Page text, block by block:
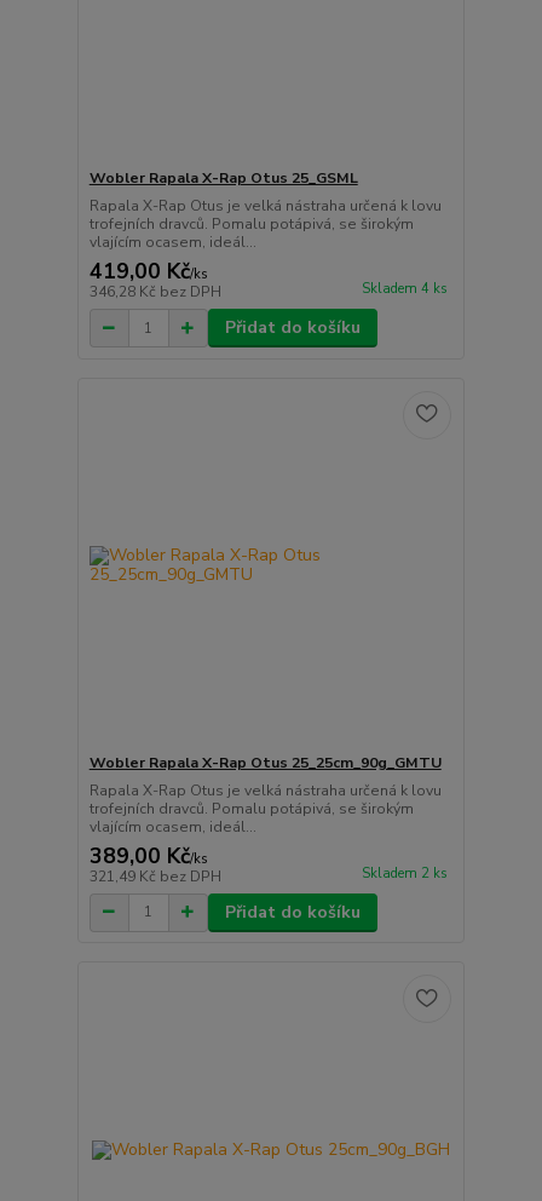
Wobler Rapala X-Rap Otus 25_GSML
Rapala X-Rap Otus je velká nástraha určená k lovu
trofejních dravců. Pomalu potápivá, se širokým
vlajícím ocasem, ideál...
419,00 Kč/ks
346,28 Kč bez DPH Skladem 4 ks
Přidat do košíku
Wobler Rapala X-Rap Otus 25_25cm_90g_GMTU
Rapala X-Rap Otus je velká nástraha určená k lovu
trofejních dravců. Pomalu potápivá, se širokým
vlajícím ocasem, ideál...
389,00 Kč/ks
321,49 Kč bez DPH Skladem 2 ks
Přidat do košíku